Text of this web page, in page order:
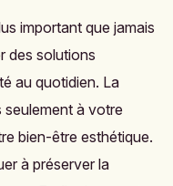
important que jamais
des solutions
au quotidien. La
à votre
bien-être esthétique.
à préserver la